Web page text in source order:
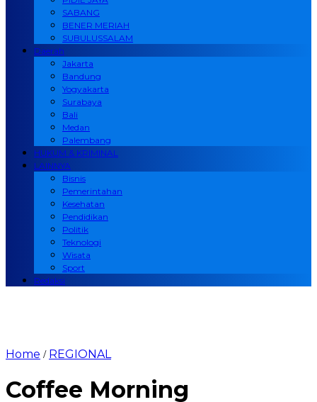
SABANG
BENER MERIAH
SUBULUSSALAM
Daerah
Jakarta
Bandung
Yogyakarta
Surabaya
Bali
Medan
Palembang
HUKUM & KRIMINAL
LAINNYA
Bisnis
Pemerintahan
Kesehatan
Pendidikan
Politik
Teknologi
Wisata
Sport
Redaksi
Home / REGIONAL
Coffee Morning